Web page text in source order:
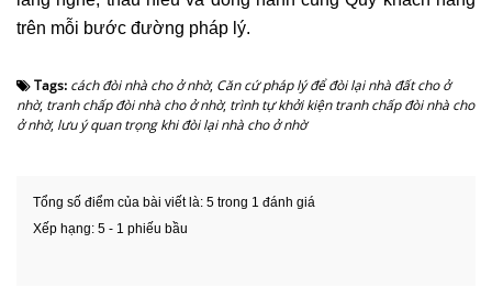
trên mỗi bước đường pháp lý.
Tags: cách đòi nhà cho ở nhờ, Căn cứ pháp lý để đòi lại nhà đất cho ở
nhờ, tranh chấp đòi nhà cho ở nhờ, trình tự khởi kiện tranh chấp đòi nhà cho
ở nhờ, lưu ý quan trọng khi đòi lại nhà cho ở nhờ
Tổng số điểm của bài viết là: 5 trong 1 đánh giá
Xếp hạng: 5 - 1 phiếu bầu